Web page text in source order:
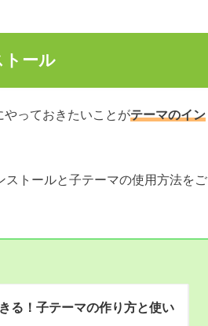
ール
っておきたいことがテーマのイン
ストールと子テーマの使用方法をご
る！子テーマの作り方と使い